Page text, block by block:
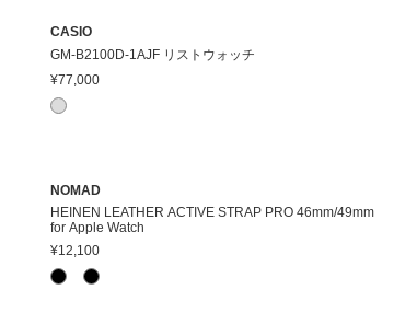
CASIO
GM-B2100D-1AJF リストウォッチ
¥77,000
NOMAD
HEINEN LEATHER ACTIVE STRAP PRO 46mm/49mm
for Apple Watch
¥12,100